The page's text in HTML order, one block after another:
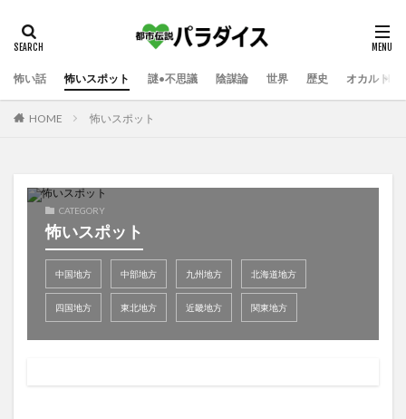
怖い話 怖いスポット 謎•不思議 陰謀論 世界 歴史 オカルト
HOME 怖いスポット
CATEGORY
怖いスポット
中国地方 中部地方 九州地方 北海道地方
四国地方 東北地方 近畿地方 関東地方